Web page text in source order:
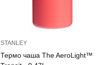
STANLEY
Термо чаша The AeroLight™